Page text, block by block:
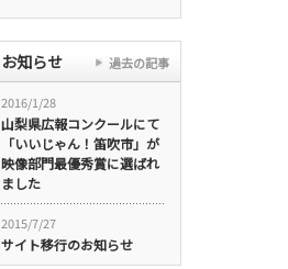
お知らせ
2016/1/28
山梨県広報コンクールにて
「いいじゃん！笛吹市」が
映像部門最優秀賞に選ばれ
ました
2015/7/27
サイト移行のお知らせ
過去の記事